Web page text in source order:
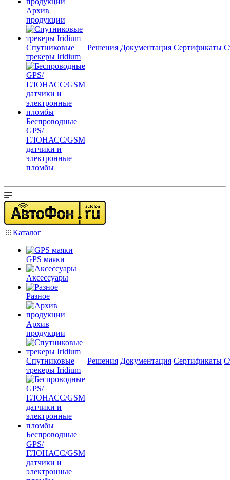
Архив
продукции
Спутниковые
трекеры Iridium
Беспроводные
GPS/
ГЛОНАСС/GSM
датчики и
электронные
пломбы
Решения Документация Сертификаты
Каталог
GPS маяки
Аксессуары
Разное
Архив
продукции
Спутниковые
трекеры Iridium
Беспроводные
GPS/
ГЛОНАСС/GSM
датчики и
электронные
Решения Документация Сертификаты